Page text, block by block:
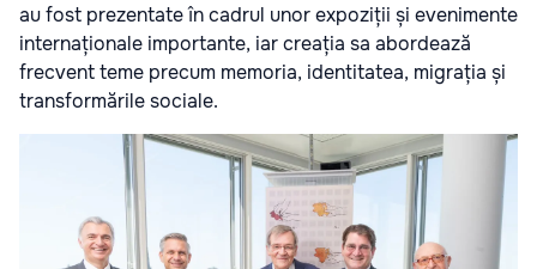
au fost prezentate în cadrul unor expoziții și evenimente
internaționale importante, iar creația sa abordează
frecvent teme precum memoria, identitatea, migrația și
transformările sociale.